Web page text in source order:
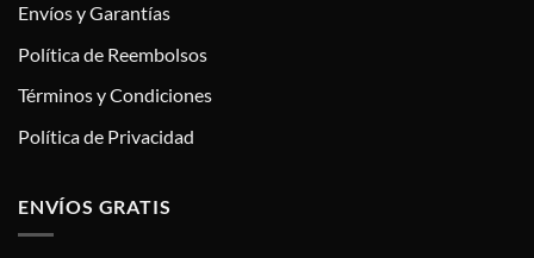
Envíos y Garantías
Política de Reembolsos
Términos y Condiciones
Política de Privacidad
ENVÍOS GRATIS